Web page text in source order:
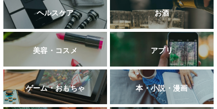
ヘルスケア お酒
美容・コスメ アプリ
ゲーム・おもちゃ 本・小説・漫画